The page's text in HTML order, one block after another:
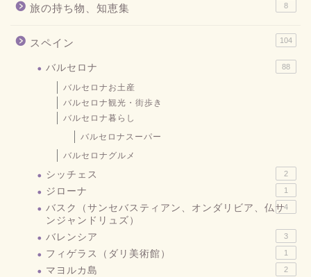
旅の持ち物、知恵集 8
スペイン 104
バルセロナ 88
バルセロナお土産
バルセロナ観光・街歩き
バルセロナ暮らし
バルセロナスーパー
バルセロナグルメ
シッチェス 2
ジローナ 1
バスク（サンセバスティアン、オンダリビア、仏サ
ンジャンドリュズ）
4
バレンシア 3
フィゲラス（ダリ美術館） 1
マヨルカ島 2